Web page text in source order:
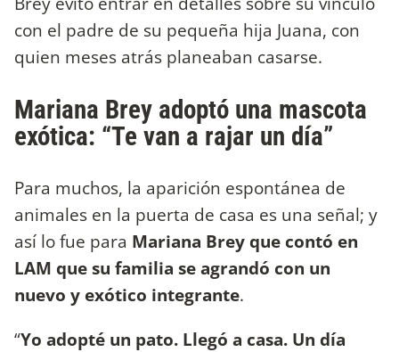
con el padre de su pequeña hija Juana, con
quien meses atrás planeaban casarse.
Mariana Brey adoptó una mascota
exótica: “Te van a rajar un día”
Para muchos, la aparición espontánea de
animales en la puerta de casa es una señal; y
así lo fue para Mariana Brey que contó en
LAM que su familia se agrandó con un
nuevo y exótico integrante.
“Yo adopté un pato. Llegó a casa. Un día